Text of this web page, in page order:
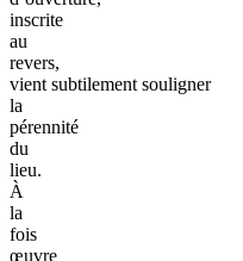
inscrite
au
revers,
vient subtilement souligner
la
pérennité
du
lieu.
À
la
fois
œuvre